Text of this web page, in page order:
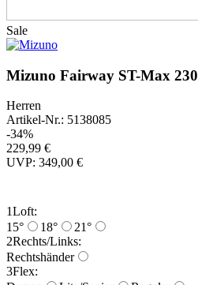
Sale
Mizuno Fairway ST-Max 230
Herren
Artikel-Nr.: 5138085
-34%
229,99 €
UVP: 349,00 €
1Loft:
15°
18°
21°
2Rechts/Links:
Rechtshänder
3Flex: